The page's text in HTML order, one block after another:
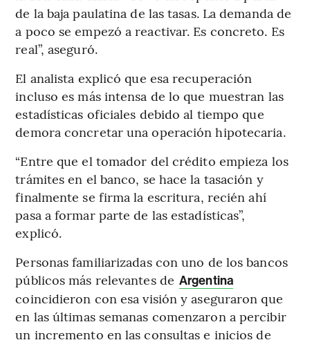
de la baja paulatina de las tasas. La demanda de
a poco se empezó a reactivar. Es concreto. Es
real”, aseguró.
El analista explicó que esa recuperación
incluso es más intensa de lo que muestran las
estadísticas oficiales debido al tiempo que
demora concretar una operación hipotecaria.
“Entre que el tomador del crédito empieza los
trámites en el banco, se hace la tasación y
finalmente se firma la escritura, recién ahí
pasa a formar parte de las estadísticas”,
explicó.
Personas familiarizadas con uno de los bancos
públicos más relevantes de Argentina
coincidieron con esa visión y aseguraron que
en las últimas semanas comenzaron a percibir
un incremento en las consultas e inicios de